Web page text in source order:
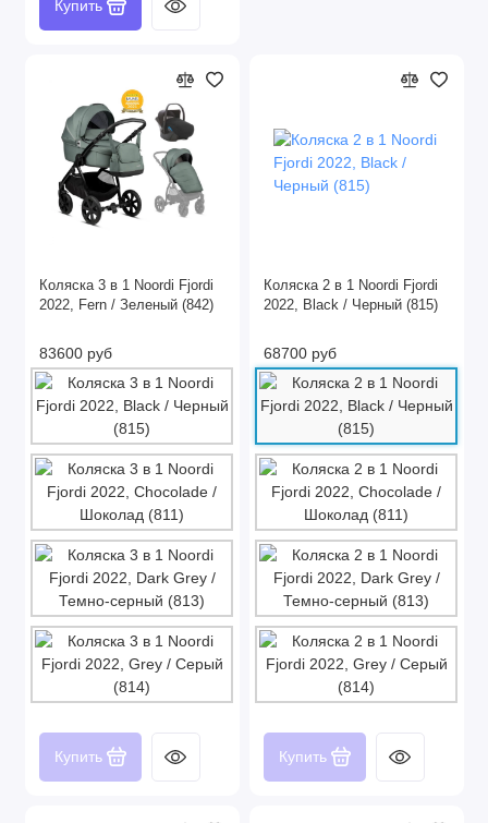
Купить
Коляска 3 в 1 Noordi Fjordi
2022, Fern / Зеленый (842)
83600 руб
Купить
Коляска 2 в 1 Noordi Fjordi
2022, Black / Черный (815)
68700 руб
Купить